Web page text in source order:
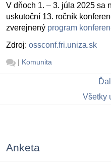
V dňoch 1. – 3. júla 2025 sa
uskutoční 13. ročník
zverejnený program
Zdroj: ossconf.fri.uniza.sk
| Komunita
Všetky
Anketa